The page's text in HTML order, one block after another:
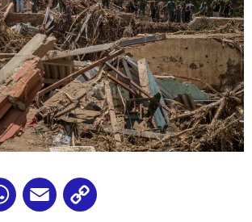
WhatsApp
Email